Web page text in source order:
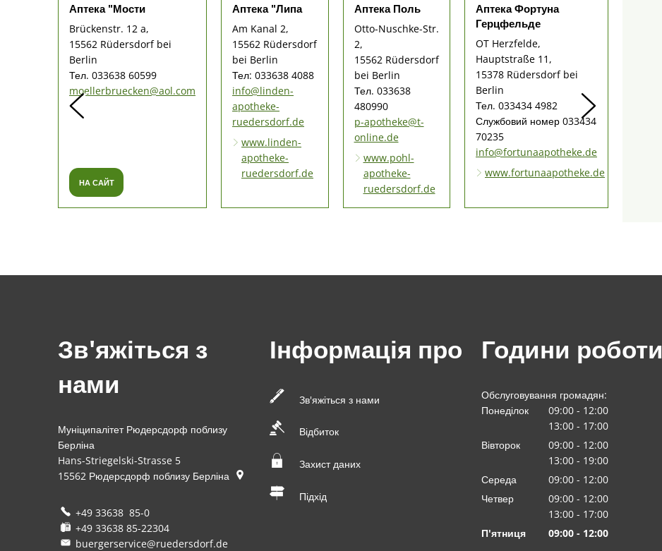
Аптека "Мости
Brückenstr. 12 a,
15562 Rüdersdorf bei
Berlin
Тел. 033638 60599
moellerbruecken@aol.com
НА САЙТ
Аптека "Липа
Am Kanal 2,
15562 Rüdersdorf
bei Berlin
Тел: 033638 4088
info@linden-
apotheke-
ruedersdorf.de
www.linden-
apotheke-
ruedersdorf.de
Аптека Поль
Otto-Nuschke-Str.
2,
15562 Rüdersdorf
bei Berlin
Тел. 033638
480990
p-apotheke@t-
online.de
www.pohl-
apotheke-
ruedersdorf.de
Аптека Фортуна
Герцфельде
OT Herzfelde,
Hauptstraße 11,
15378 Rüdersdorf bei
Berlin
Тел. 033434 4982
Службовий номер 033434
70235
info@fortunaapotheke.de
www.fortunaapotheke.de
Зв'яжіться з
нами
Муніципалітет Рюдерсдорф поблизу
Берліна
Hans-Striegelski-Strasse 5
15562 Рюдерсдорф поблизу Берліна
+49 33638 85-0
+49 33638 85-22304
buergerservice@ruedersdorf.de
Інформація про
Зв'яжіться з нами
Відбиток
Захист даних
Підхід
Години роботи
Обслуговування громадян:
Понеділок
09:00 - 12:00
З 09:00 до 12:00
13:00 - 17:00
З 13:00 до 17:00
Вівторок 09:00 - 12:00
З 09:00 до 12:00
13:00 - 19:00
З 13:00 до 19:00
Середа 09:00 - 12:00
З 09:00 до 12:00
Четвер 09:00 - 12:00
З 09:00 до 12:00
13:00 - 17:00
З 13:00 до 17:00
П'ятниця 09:00 - 12:00